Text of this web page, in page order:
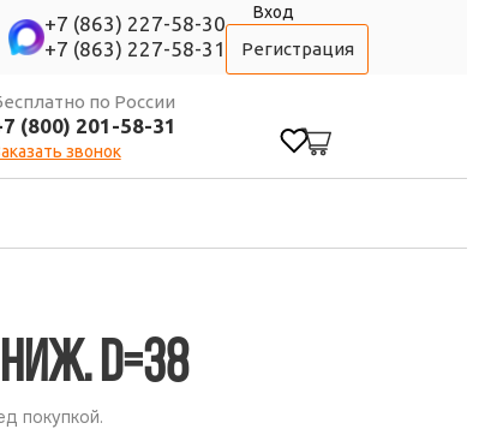
+7 (863) 227-58-30
+7 (863) 227-58-31
Вход
Регистрация
по России
(800) 201-58-31
звонок
d=38
покупкой.